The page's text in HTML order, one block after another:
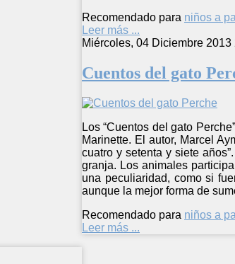
Recomendado para niños a
Leer más ...
Miércoles, 04 Diciembre 2013
Cuentos del gato
Los “Cuentos del gato
Marinette. El autor, Marcel
cuatro y setenta y siete
granja. Los animales
una peculiaridad, como si
aunque la mejor forma de
Recomendado para niños a
Leer más ...